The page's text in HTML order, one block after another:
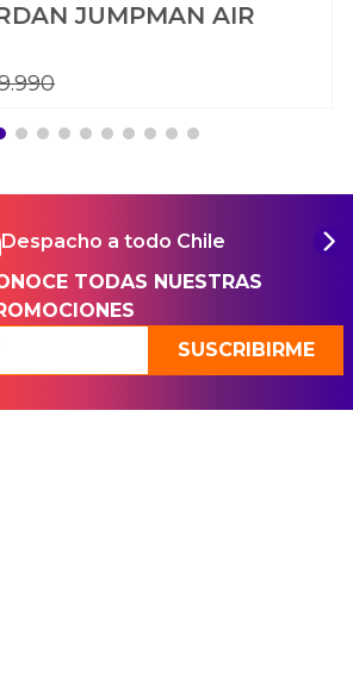
JUMPMAN AIR
.990
Despacho a todo Chile
TODAS NUESTRAS
SUSCRIBIRME